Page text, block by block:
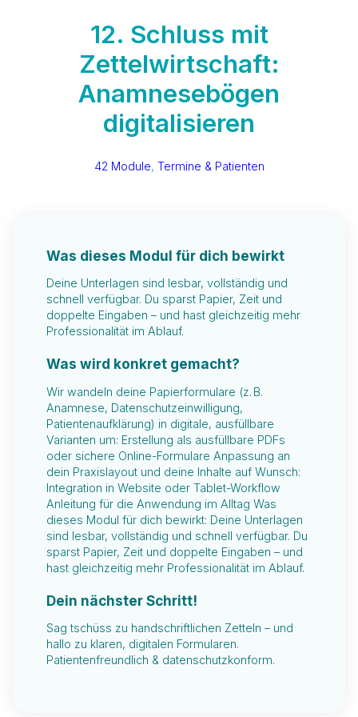
12. Schluss mit
Zettelwirtschaft:
Anamnesebögen
digitalisieren
42 Module, Termine & Patienten
Was dieses Modul für dich bewirkt
Deine Unterlagen sind lesbar, vollständig und
schnell verfügbar. Du sparst Papier, Zeit und
doppelte Eingaben – und hast gleichzeitig mehr
Professionalität im Ablauf.
Was wird konkret gemacht?
Wir wandeln deine Papierformulare (z. B.
Anamnese, Datenschutzeinwilligung,
Patientenaufklärung) in digitale, ausfüllbare
Varianten um: Erstellung als ausfüllbare PDFs
oder sichere Online-Formulare Anpassung an
dein Praxislayout und deine Inhalte auf Wunsch:
Integration in Website oder Tablet-Workflow
Anleitung für die Anwendung im Alltag Was
dieses Modul für dich bewirkt: Deine Unterlagen
sind lesbar, vollständig und schnell verfügbar. Du
sparst Papier, Zeit und doppelte Eingaben – und
hast gleichzeitig mehr Professionalität im Ablauf.
Dein nächster Schritt!
Sag tschüss zu handschriftlichen Zetteln – und
hallo zu klaren, digitalen Formularen.
Patientenfreundlich & datenschutzkonform.